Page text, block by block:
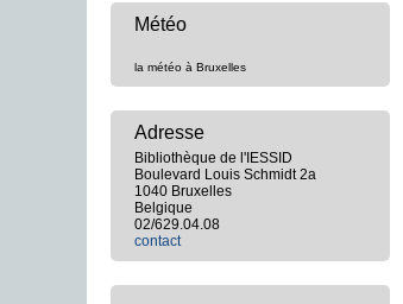
Météo
la météo à Bruxelles
Adresse
Bibliothèque de l'IESSID
Boulevard Louis Schmidt 2a
1040 Bruxelles
Belgique
02/629.04.08
contact